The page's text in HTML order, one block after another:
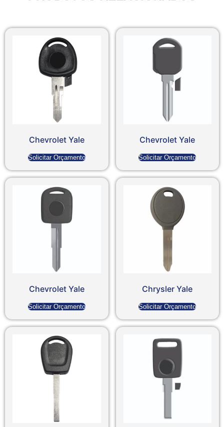
Chevrolet Yale
Solicitar Orçamento
Chevrolet Yale
Solicitar Orçamento
Chevrolet Yale
Solicitar Orçamento
Chrysler Yale
Solicitar Orçamento